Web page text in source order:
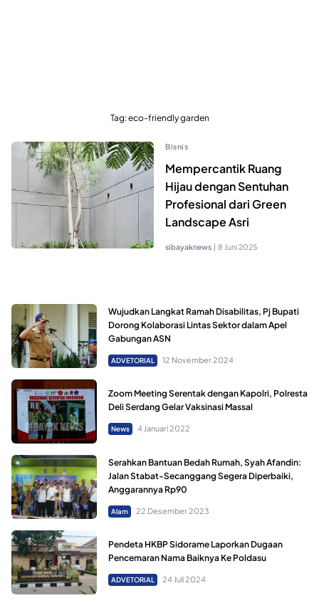
Tag:eco-friendly garden
Bisnis
Mempercantik Ruang
Hijau dengan Sentuhan
Profesional dari Green
Landscape Asri
sibayaknews | 8 Juni 2025
Wujudkan Langkat Ramah Disabilitas, Pj Bupati
Dorong Kolaborasi Lintas Sektor dalam Apel
Gabungan ASN
ADVETORIAL 12 November 2024
Zoom Meeting Serentak dengan Kapolri, Polresta
Deli Serdang Gelar Vaksinasi Massal
News 4 Januari 2022
Serahkan Bantuan Bedah Rumah, Syah Afandin:
Jalan Stabat-Secanggang Segera Diperbaiki,
Anggarannya Rp90
Alam 22 Desember 2023
Pendeta HKBP Sidorame Laporkan Dugaan
Pencemaran Nama Baiknya Ke Poldasu
ADVETORIAL 24 Juli 2024